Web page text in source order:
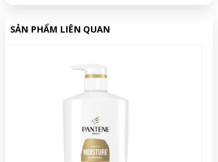
SẢN PHẨM LIÊN QUAN